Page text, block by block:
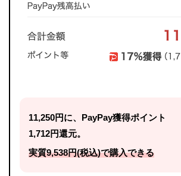
11,250円に、PayPay獲得ポイント
1,712円還元。
実質9,538円(税込)で購入できる